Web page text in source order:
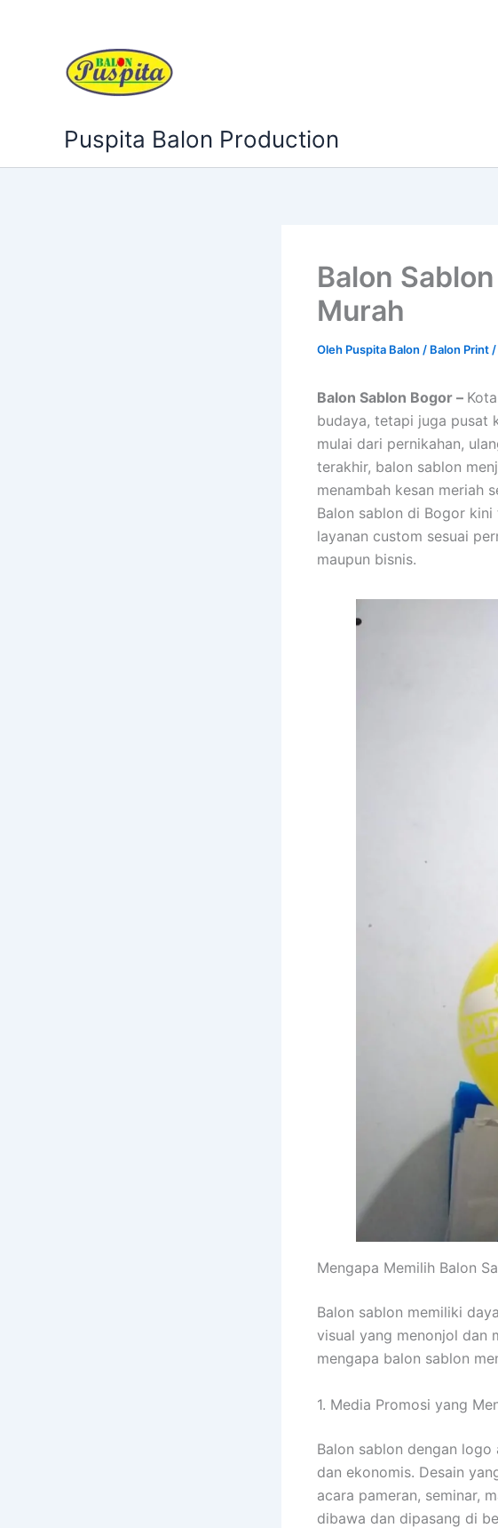
Puspita Balon Production
Balon
Murah
Oleh Puspita Balon / Balon Print
Balon Sablon Bogor –
budaya, tetapi juga pusat
mulai dari pernikahan,
terakhir, balon sablon
menambah kesan meriah
Balon sablon di Bogor
layanan custom sesuai
maupun bisnis.
Mengapa Memilih Balon
Balon sablon memiliki
visual yang menonjol dan
mengapa balon sablon
1. Media Promosi yang
Balon sablon dengan
dan ekonomis. Desain
acara pameran, seminar,
dibawa dan dipasang di